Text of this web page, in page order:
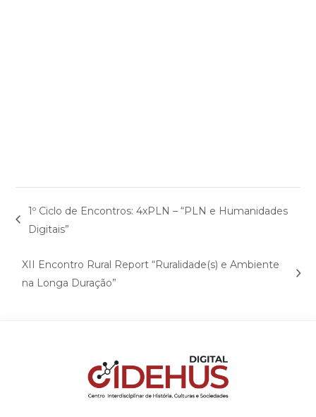
1º Ciclo de Encontros: 4xPLN – “PLN e Humanidades
Digitais”
XII Encontro Rural Report “Ruralidade(s) e Ambiente
na Longa Duração”